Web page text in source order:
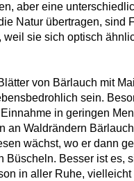
aber eine
Natur übertragen, sind
weil sie sich optisch
von Bärlauch mit
sein.
in geringen
an Waldrändern
wächst, wo er dann
Büscheln. Besser ist es,
in aller Ruhe, vielleicht